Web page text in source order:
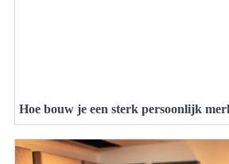
Hoe bouw je een sterk persoonlijk